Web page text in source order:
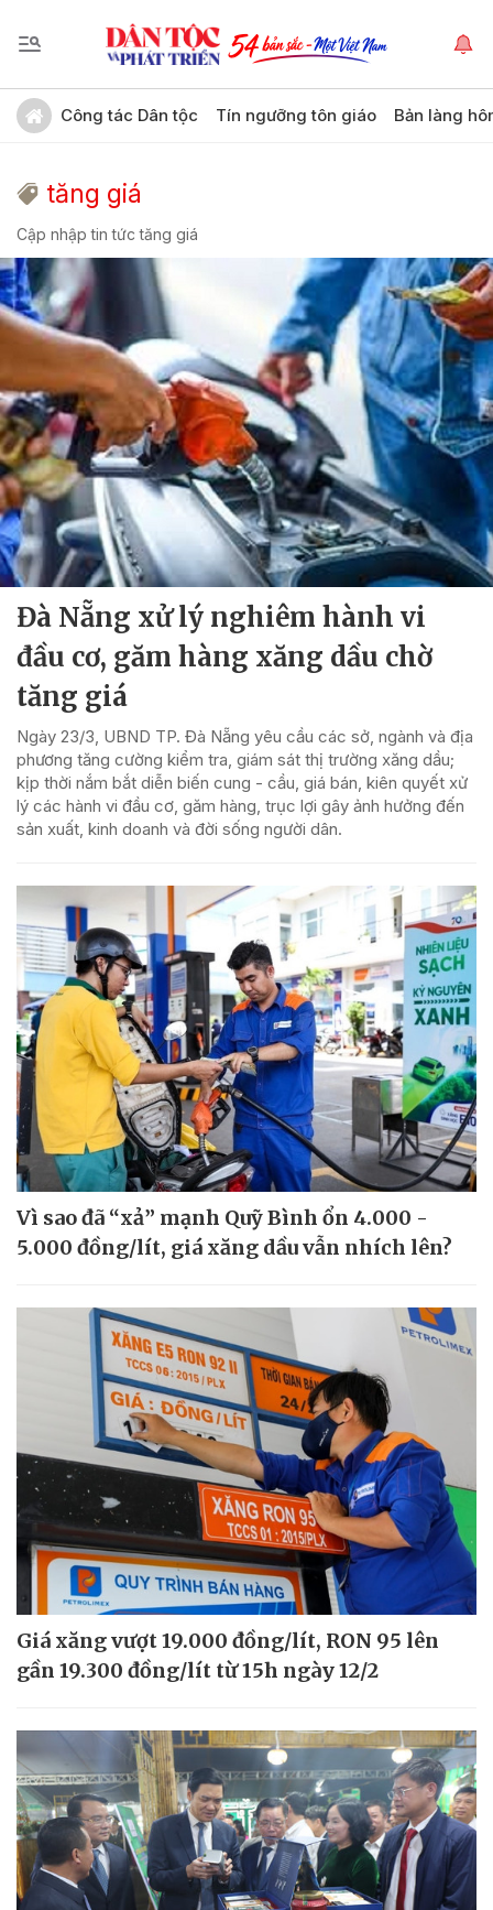
Công tác Dân tộc Tín ngưỡng tôn giáo Bản làng
tăng giá
Cập nhập tin tức tăng giá
Đà Nẵng xử lý nghiêm hành vi
đầu cơ, găm hàng xăng dầu chờ
tăng giá
Ngày 23/3, UBND TP. Đà Nẵng yêu cầu các sở, ngành và địa
phương tăng cường kiểm tra, giám sát thị trường xăng dầu;
kịp thời nắm bắt diễn biến cung - cầu, giá bán, kiên quyết xử
lý các hành vi đầu cơ, găm hàng, trục lợi gây ảnh hưởng đến
sản xuất, kinh doanh và đời sống người dân.
Vì sao đã “xả” mạnh Quỹ Bình ổn 4.000 -
5.000 đồng/lít, giá xăng dầu vẫn nhích lên?
Giá xăng vượt 19.000 đồng/lít, RON 95 lên
gần 19.300 đồng/lít từ 15h ngày 12/2